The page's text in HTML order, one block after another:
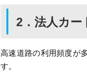
2．法人カー
高速道路の利用頻度が
す。